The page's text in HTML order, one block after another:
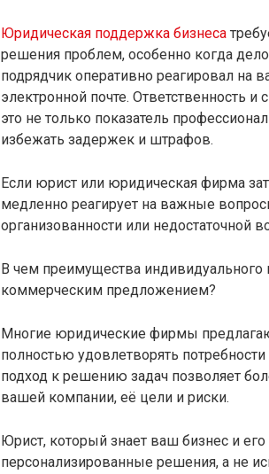
Юридическая поддержка бизнеса
решения проблем, особенно когда
подрядчик оперативно реагировал на
электронной почте. Ответственность
это не только показатель
избежать задержек и штрафов.
Если юрист или юридическая фирма
медленно реагирует на важные
организованности или недостаточной
В чем преимущества индивидуального
коммерческим предложением?
Многие юридические фирмы
полностью удовлетворять
подход к решению задач позволяет
вашей компании, её цели и риски.
Юрист, который знает ваш бизнес и
персонализированные решения, а не